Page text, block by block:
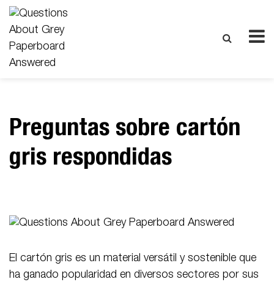
Preguntas sobre cartón
gris respondidas
El cartón gris es un material versátil y sostenible que
ha ganado popularidad en diversos sectores por sus